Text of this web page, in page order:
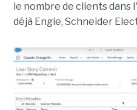
le nombre de clients
déjà Engie, Schneider